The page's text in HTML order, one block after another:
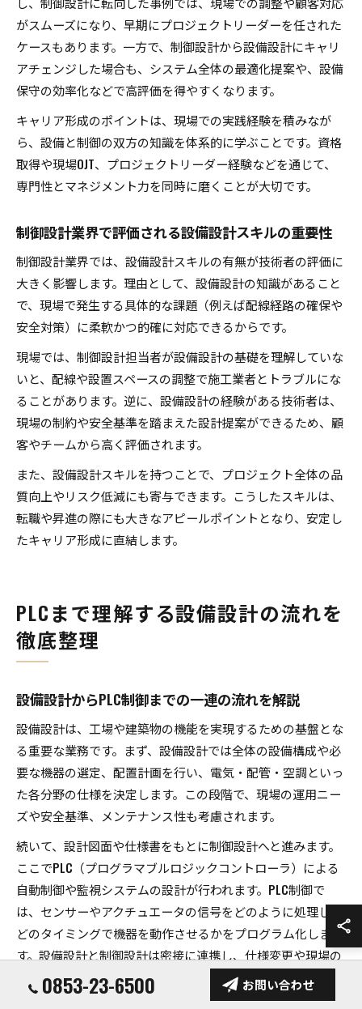
がスムーズになり、早期にプロジェクトリーダーを任された
ケースもあります。一方で、制御設計から設備設計にキャリ
アチェンジした場合も、システム全体の最適化提案や、設備
保守の効率化などで高評価を得やすくなります。
キャリア形成のポイントは、現場での実践経験を積みなが
ら、設備と制御の双方の知識を体系的に学ぶことです。資格
取得や現場OJT、プロジェクトリーダー経験などを通じて、
専門性とマネジメント力を同時に磨くことが大切です。
制御設計業界で評価される設備設計スキルの重要性
制御設計業界では、設備設計スキルの有無が技術者の評価に
大きく影響します。理由として、設備設計の知識があること
で、現場で発生する具体的な課題（例えば配線経路の確保や
安全対策）に柔軟かつ的確に対応できるからです。
現場では、制御設計担当者が設備設計の基礎を理解していな
いと、配線や設置スペースの調整で施工業者とトラブルにな
ることがあります。逆に、設備設計の経験がある技術者は、
現場の制約や安全基準を踏まえた設計提案ができるため、顧
客やチームから高く評価されます。
また、設備設計スキルを持つことで、プロジェクト全体の品
質向上やリスク低減にも寄与できます。こうしたスキルは、
転職や昇進の際にも大きなアピールポイントとなり、安定し
たキャリア形成に直結します。
PLCまで理解する設備設計の流れを
徹底整理
設備設計からPLC制御までの一連の流れを解説
設備設計は、工場や建築物の機能を実現するための基盤とな
る重要な業務です。まず、設備設計では全体の設備構成や必
要な機器の選定、配置計画を行い、電気・配管・空調といっ
た各分野の仕様を決定します。この段階で、現場の運用ニー
ズや安全基準、メンテナンス性も考慮されます。
続いて、設計図面や仕様書をもとに制御設計へと進みます。
ここでPLC（プログラマブルロジックコントローラ）による
自動制御や監視システムの設計が行われます。PLC制御で
は、センサーやアクチュエータの信号をどのように処理し、
どのタイミングで機器を動作させるかをプログラム化しま
す。設備設計と制御設計は密接に連携し、仕様変更や現場の
課題に柔軟に対応することが求められます。
0853-23-6500 お問い合わせ